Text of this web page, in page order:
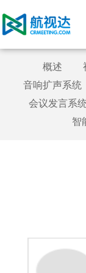
概述
音响扩声系统
会议发言系
智